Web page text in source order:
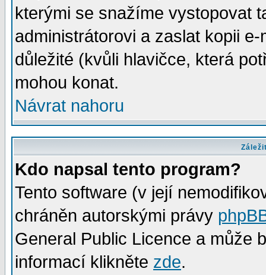
kterými se snažíme vystopovat
administrátorovi a zaslat kopii
důležité (kvůli hlavičce, která
mohou konat.
Návrat nahoru
Kdo napsal tento program?
Tento software (v její
chráněn autorskými právy
General Public Licence a může
informací klikněte zde.